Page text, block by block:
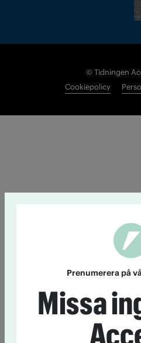
© Tidningen
Cookiepolicy
Prenumerera på
Missa